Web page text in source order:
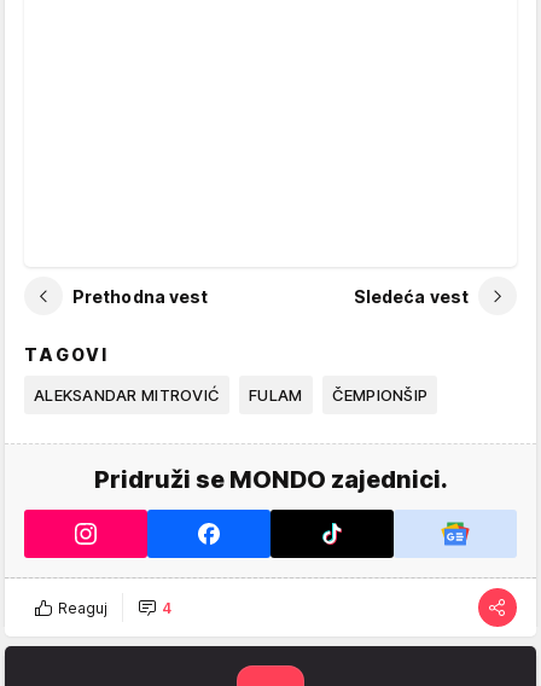
Prethodna vest Sledeća vest
TAGOVI
ALEKSANDAR MITROVIĆ FULAM ČEMPIONŠIP
Pridruži se MONDO zajednici.
Reaguj 4